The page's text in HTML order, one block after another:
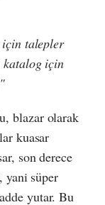
için talepler
katalog için
blazar olarak
kuasar
son derece
süper
yutar. Bu